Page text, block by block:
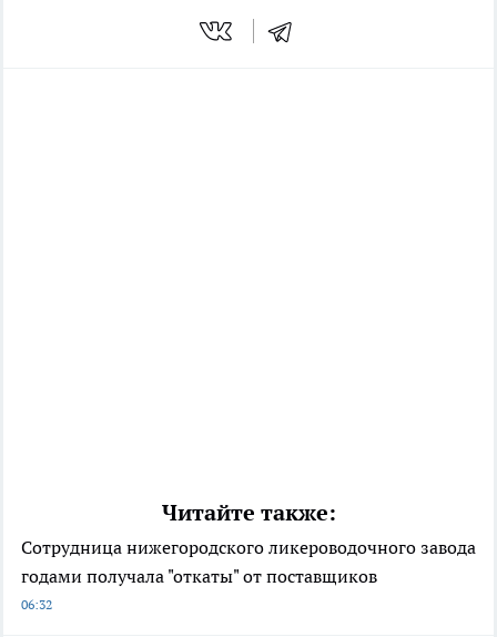
Читайте также:
Сотрудница нижегородского ликероводочного завода
годами получала "откаты" от поставщиков
06:32